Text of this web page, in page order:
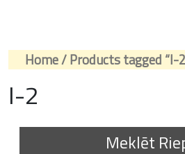
Home/ Products tagged “I-
I-2
Meklēt